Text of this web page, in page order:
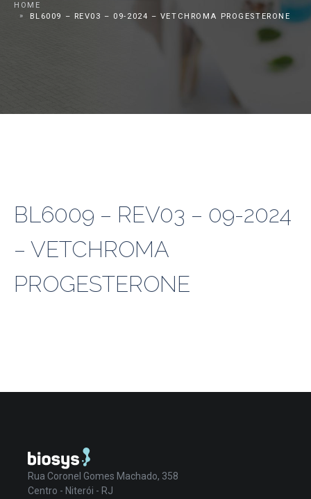
HOME
BL6009 – REV03 – 09-2024 – VETCHROMA PROGESTERONE
BL6009 – REV03 – 09-2024
– VETCHROMA
PROGESTERONE
Rua Coronel Gomes Machado, 358
Centro - Niterói - RJ